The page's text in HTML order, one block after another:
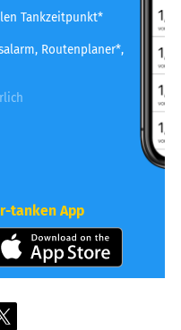
Tankzeitpunkt*
Routenplaner*,
tanken App